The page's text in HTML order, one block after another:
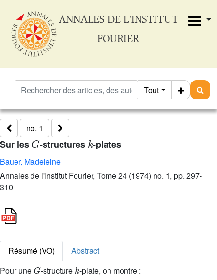
ANNALES DE L'INSTITUT
FOURIER
Tout
no. 1
Sur les
G
-structures -plates
Bauer, Madeleine
Annales de l'Institut Fourier, Tome 24 (1974) no. 1, pp. 297-
310
Résumé (VO)
Abstract
Pour une
-structure
k
-plate, on montre :